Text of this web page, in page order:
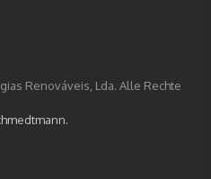
Renováveis, Lda. Alle Rechte